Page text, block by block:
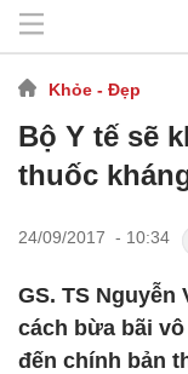
Khỏe - Đẹp
Bộ Y tế sẽ
thuốc
24/09/2017 - 10:34
GS. TS
cách bừa bãi
đến chính bản